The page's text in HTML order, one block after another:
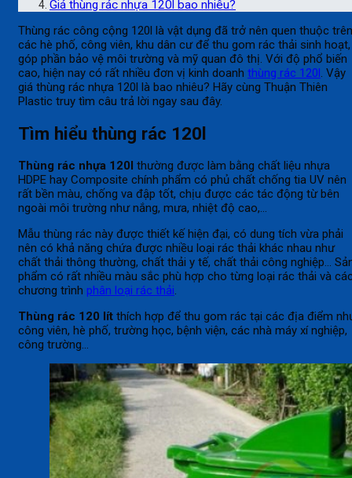
Giá thùng rác nhựa 120l bao nhiêu?
Thùng rác công cộng 120l là vật dụng đã trở nên quen thuộc trên
các hè phố, công viên, khu dân cư để thu gom rác thải sinh hoạt,
góp phần bảo vệ môi trường và mỹ quan đô thị. Với độ phổ biến
cao, hiện nay có rất nhiều đơn vị kinh doanh thùng rác 120l . Vậy
giá thùng rác nhựa 120l là bao nhiêu? Hãy cùng Thuận Thiên
Plastic truy tìm câu trả lời ngay sau đây.
Tìm hiểu thùng rác 120l
Thùng rác nhựa 120l thường được làm bằng chất liệu nhựa
HDPE hay Composite chính phẩm có phủ chất chống tia UV nên
rất bền màu, chống va đập tốt, chịu được các tác động từ bên
ngoài môi trường như nắng, mưa, nhiệt độ cao,…
Mẫu thùng rác này được thiết kế hiện đại, có dung tích vừa phải
nên có khả năng chứa được nhiều loại rác thải khác nhau như
chất thải thông thường, chất thải y tế, chất thải công nghiệp…
phẩm có rất nhiều màu sắc phù hợp cho từng loại rác thải và
chương trình phân loại rác thải.
Thùng rác 120 lít thích hợp để thu gom rác tại các địa điểm
công viên, hè phố, trường học, bệnh viện, các nhà máy xí nghiệp,
công trường…